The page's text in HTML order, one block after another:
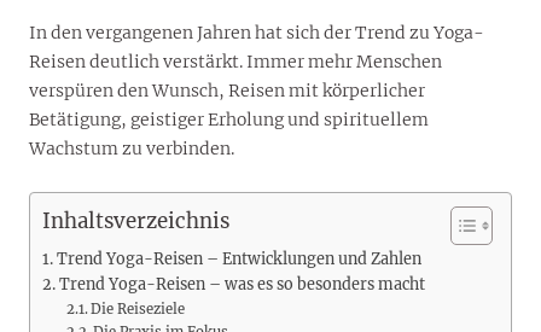
In den vergangenen Jahren hat sich der Trend zu Yoga-
Reisen deutlich verstärkt. Immer mehr Menschen
verspüren den Wunsch, Reisen mit körperlicher
Betätigung, geistiger Erholung und spirituellem
Wachstum zu verbinden.
Inhaltsverzeichnis
Trend Yoga-Reisen – Entwicklungen und Zahlen
Trend Yoga-Reisen – was es so besonders macht
Die Reiseziele